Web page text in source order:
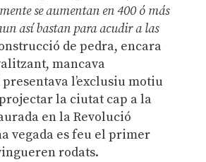
se aumentan en 400 ó más
así bastan para acudir a las
de pedra, encara
mancava
presentava l’exclusiu motiu
la ciutat cap a la
en la Revolució
vegada es feu el primer
rodats.